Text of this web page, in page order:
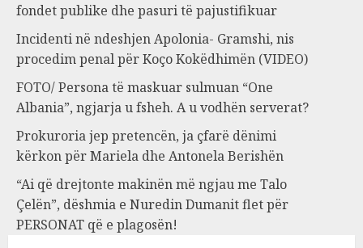
fondet publike dhe pasuri të pajustifikuar
Incidenti në ndeshjen Apolonia- Gramshi, nis
procedim penal për Koço Kokëdhimën (VIDEO)
FOTO/ Persona të maskuar sulmuan “One
Albania”, ngjarja u fsheh. A u vodhën serverat?
Prokuroria jep pretencën, ja çfarë dënimi
kërkon për Mariela dhe Antonela Berishën
“Ai që drejtonte makinën më ngjau me Talo
Çelën”, dëshmia e Nuredin Dumanit flet për
PERSONAT që e plagosën!